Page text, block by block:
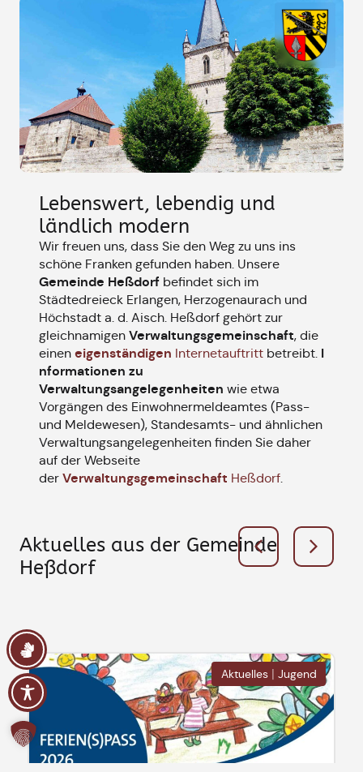
Lebenswert, lebendig und
ländlich modern
Wir freuen uns, dass Sie den Weg zu uns ins
schöne Franken gefunden haben. Unsere
Gemeinde Heßdorf befindet sich im
Städtedreieck Erlangen, Herzogenaurach und
Höchstadt a. d. Aisch. Heßdorf gehört zur
gleichnamigen Verwaltungsgemeinschaft, die
einen eigenständigen Internetauftritt betreibt. I
nformationen zu
Verwaltungsangelegenheiten wie etwa
Vorgängen des Einwohnermeldeamtes (Pass-
und Meldewesen), Standesamts- und ähnlichen
Verwaltungsangelegenheiten finden Sie daher
auf der Webseite
der Verwaltungsgemeinschaft Heßdorf.
Aktuelles aus der Gemeinde
Heßdorf
Aktuelles| Jugend